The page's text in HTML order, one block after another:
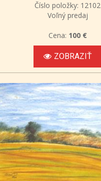
Číslo položky: 12102
Voľný predaj
Cena: 100 €
ZOBRAZIŤ